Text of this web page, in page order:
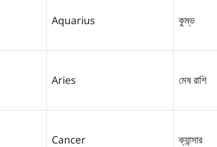
Aquarius কুম্ভ
Aries মেষ রাশি
Cancer ক্যান্সার